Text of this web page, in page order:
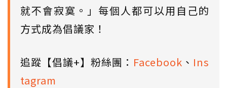
就不會寂寞。」每個人都可以用自己的
方式成為倡議家！
追蹤【倡議+】粉絲團： Facebook 、 Ins
tagram